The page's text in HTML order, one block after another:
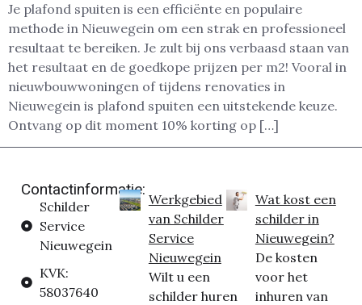
Je plafond spuiten is een efficiënte en populaire
methode in Nieuwegein om een strak en professioneel
resultaat te bereiken. Je zult bij ons verbaasd staan van
het resultaat en de goedkope prijzen per m2! Vooral in
nieuwbouwwoningen of tijdens renovaties in
Nieuwegein is plafond spuiten een uitstekende keuze.
Ontvang op dit moment 10% korting op […]
Contactinformatie:
Schilder
Service
Nieuwegein
KVK:
58037640
Werkgebied
van Schilder
Service
Nieuwegein
Wilt u een
schilder huren
Wat kost een
schilder in
Nieuwegein?
De kosten
voor het
inhuren van